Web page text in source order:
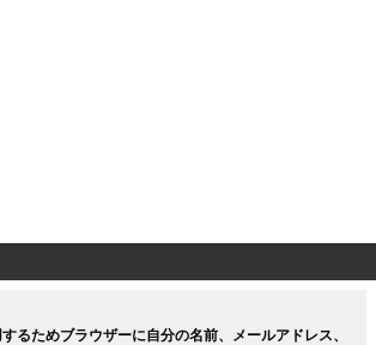
るためブラウザーに自分の名前、メールアドレス、